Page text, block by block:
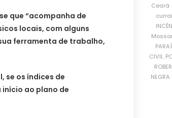
que “acompanha de
locais, com alguns
ferramenta de trabalho,
se os índices de
ao plano de
Ceará
CIVIL
NEGRA